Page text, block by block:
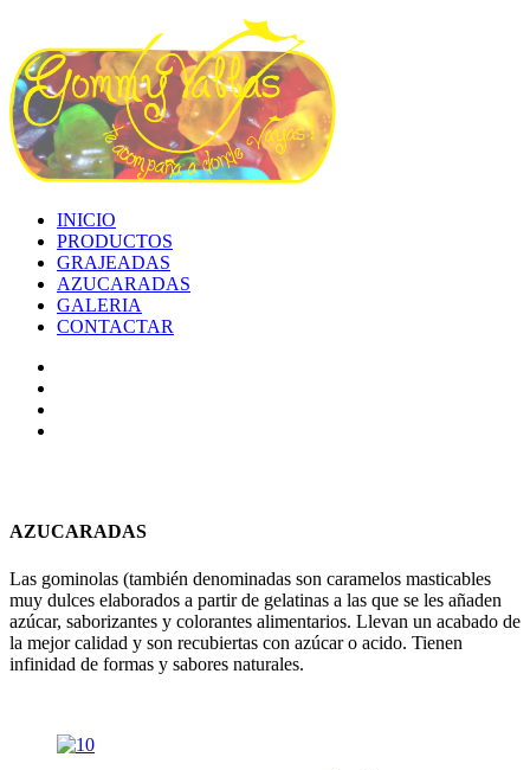
INICIO
PRODUCTOS
GRAJEADAS
AZUCARADAS
GALERIA
CONTACTAR
AZUCARADAS
Las gominolas (también denominadas son caramelos masticables
muy dulces elaborados a partir de gelatinas a las que se les añaden
azúcar, saborizantes y colorantes alimentarios. Llevan un acabado de
la mejor calidad y son recubiertas con azúcar o acido. Tienen
infinidad de formas y sabores naturales.